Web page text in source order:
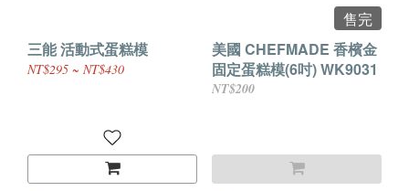
三能 活動式蛋糕模
NT$295 ~ NT$430
售完
美國 CHEFMADE 香檳金
固定蛋糕模(6吋) WK9031
NT$200